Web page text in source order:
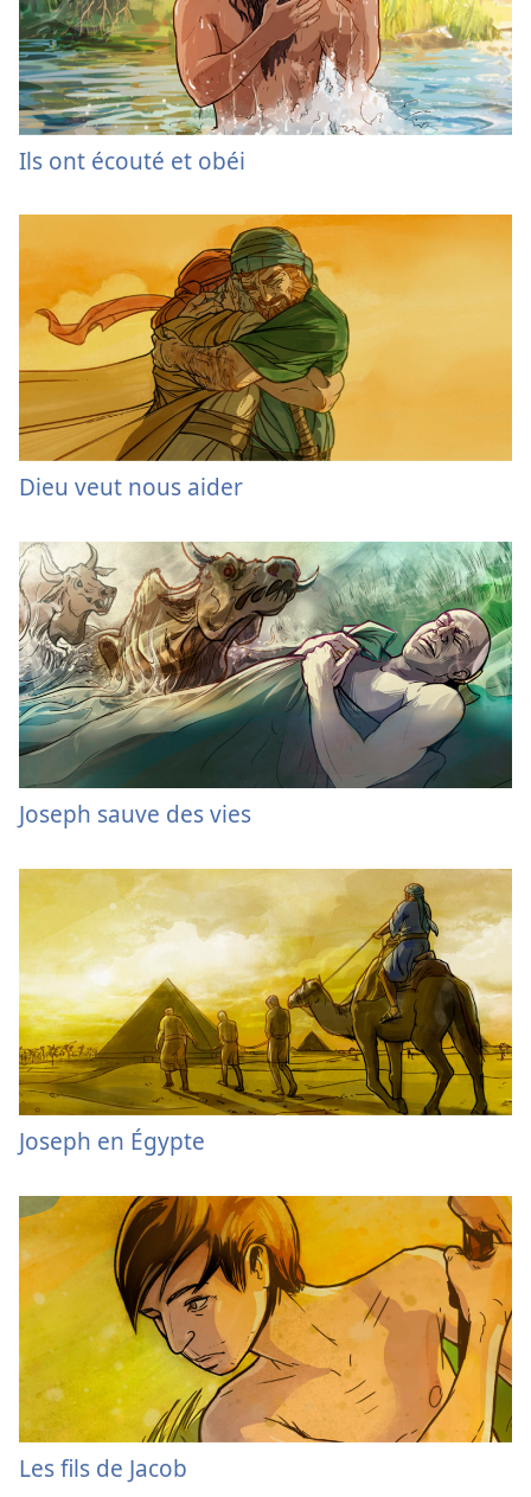
Ils ont écouté et obéi
Dieu veut nous aider
Joseph sauve des vies
Joseph en Égypte
Les fils de Jacob